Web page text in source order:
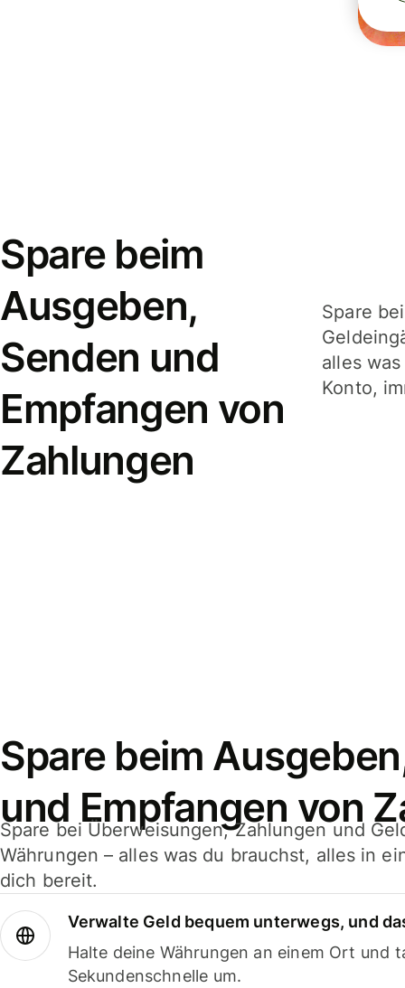
Spare beim
Ausgeben,
Senden und
Empfangen von
Zahlungen
Spare
alles
Konto,
Spare beim
und Empfangen von
Spare bei Überweisungen, Zahlungen und
Währungen – alles was du brauchst, alles in
dich bereit.
Verwalte Geld bequem unterwegs, und
Halte deine Währungen an einem Ort und
Sekundenschnelle um.